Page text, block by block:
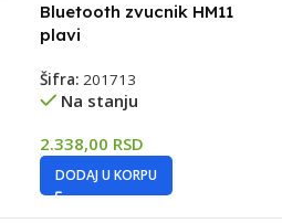
Bluetooth zvucnik HM11
plavi
Šifra: 201713
Na stanju
2.338,00 RSD
DODAJ U KORPU